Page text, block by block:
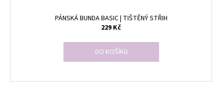
PÁNSKÁ BUNDA BASIC | TIŠTĚNÝ STŘIH
229 Kč
DO KOŠÍKU